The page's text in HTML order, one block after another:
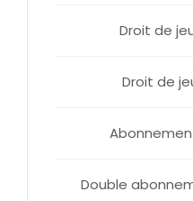
Droit de
Droit de
Double